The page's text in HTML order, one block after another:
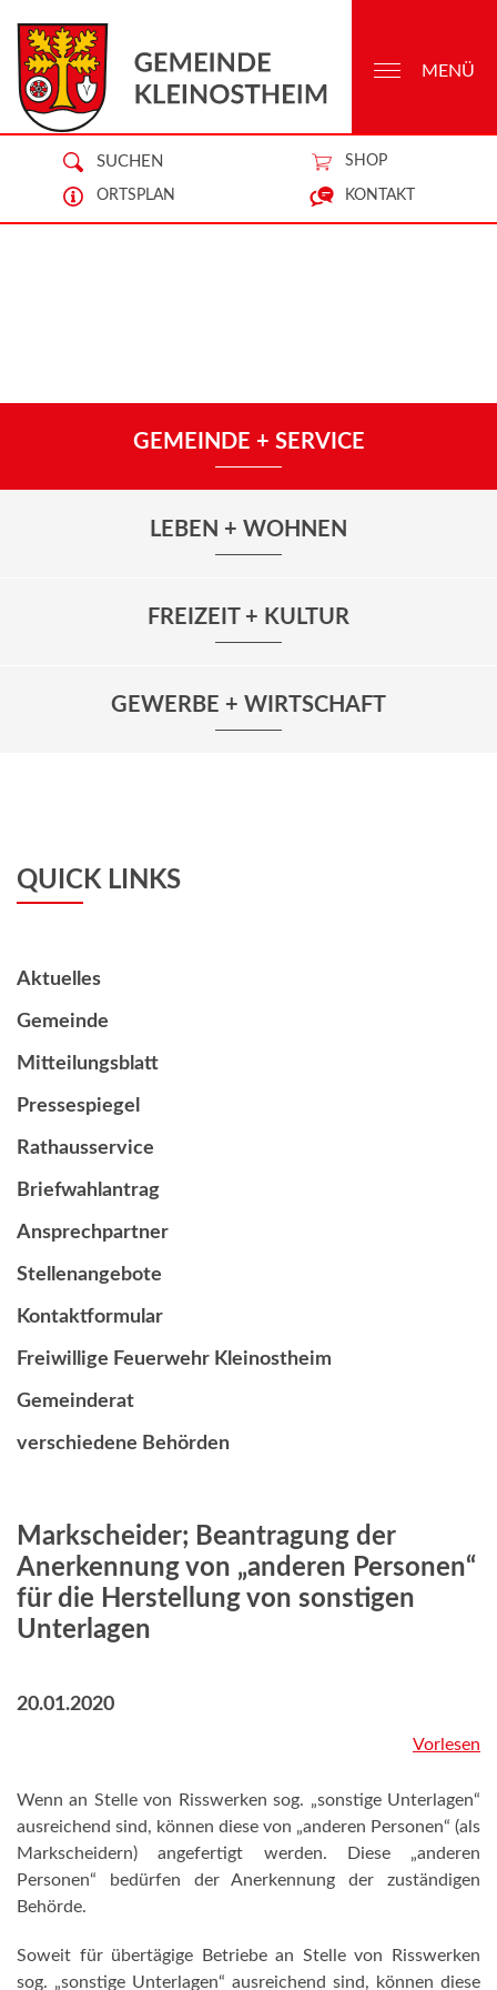
SUCHEN SHOP
ORTSPLAN KONTAKT
MENÜ
GEMEINDE + SERVICE
LEBEN + WOHNEN
FREIZEIT + KULTUR
GEWERBE + WIRTSCHAFT
QUICK LINKS
Aktuelles
Gemeinde
Mitteilungsblatt
Pressespiegel
Rathausservice
Briefwahlantrag
Ansprechpartner
Stellenangebote
Kontaktformular
Freiwillige Feuerwehr Kleinostheim
Gemeinderat
verschiedene Behörden
Markscheider; Beantragung der
Anerkennung von „anderen Personen“
für die Herstellung von sonstigen
Unterlagen
20.01.2020
Vorlesen
Wenn an Stelle von Risswerken sog. „sonstige Unterlagen“
ausreichend sind, können diese von „anderen Personen“ (als
Markscheidern) angefertigt werden. Diese „anderen
Personen“ bedürfen der Anerkennung der zuständigen
Behörde.
Soweit für übertägige Betriebe an Stelle von Risswerken
sog. „sonstige Unterlagen“ ausreichend sind, können diese